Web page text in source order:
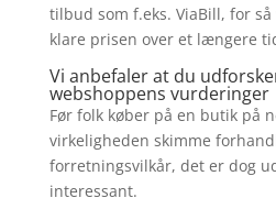
tilbud som f.eks. ViaBill, for
klare prisen over et længere
Vi anbefaler at du
webshoppens vurderinger
Før folk køber på en butik på
virkeligheden skimme
forretningsvilkår, det er dog
interessant.